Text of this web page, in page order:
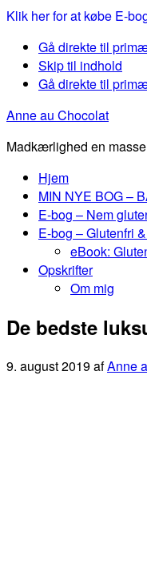
Klik her for at købe E-
Gå direkte til
Skip til indhold
Gå direkte til
Anne au Chocolat
Madkærlighed en masse
Hjem
MIN NYE BOG –
E-bog – Nem
E-bog – Glutenfri
eBook:
Opskrifter
Om mig
De bedste
9. august 2019afAnne